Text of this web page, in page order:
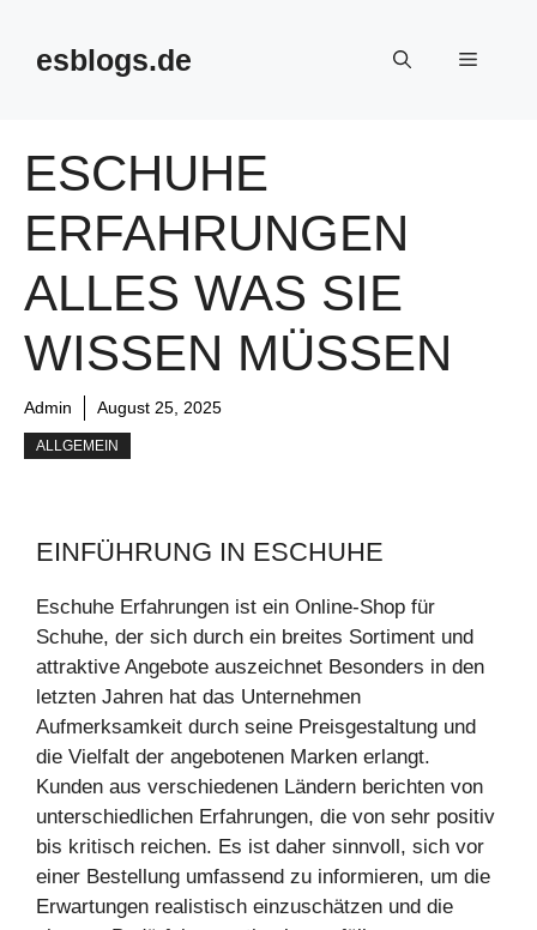
contentesblogs.de Menu
ESCHUHE
ERFAHRUNGEN
ALLES WAS SIE
WISSEN MÜSSEN
Admin August 25, 2025
ALLGEMEIN
EINFÜHRUNG IN ESCHUHE
Eschuhe Erfahrungen ist ein Online-Shop für
Schuhe, der sich durch ein breites Sortiment und
attraktive Angebote auszeichnet Besonders in den
letzten Jahren hat das Unternehmen
Aufmerksamkeit durch seine Preisgestaltung und
die Vielfalt der angebotenen Marken erlangt.
Kunden aus verschiedenen Ländern berichten von
unterschiedlichen Erfahrungen, die von sehr positiv
bis kritisch reichen. Es ist daher sinnvoll, sich vor
einer Bestellung umfassend zu informieren, um die
Erwartungen realistisch einzuschätzen und die